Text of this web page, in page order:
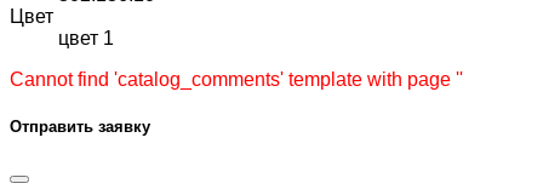
Цвет
цвет 1
Cannot find 'catalog_comments' template with page ''
Отправить заявку